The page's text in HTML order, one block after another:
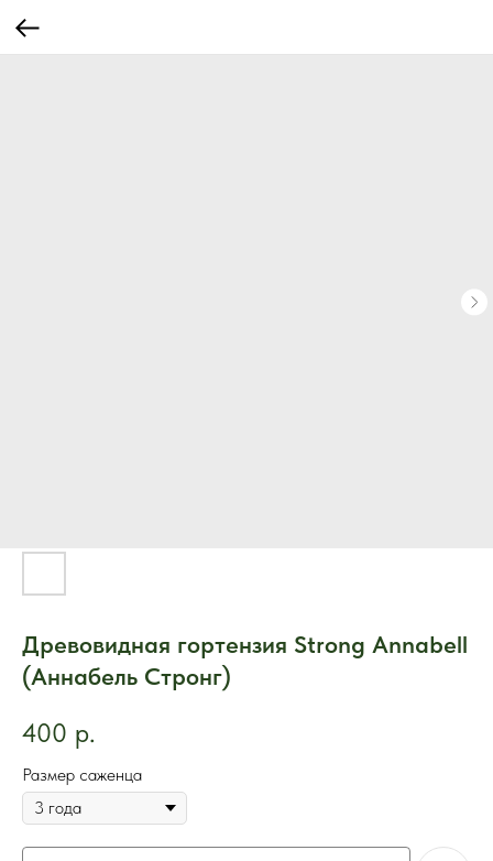
Древовидная гортензия Strong Annabell
(Аннабель Стронг)
400 р.
Размер саженца